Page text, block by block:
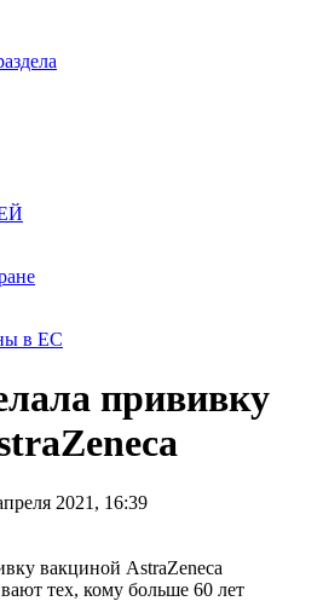
в ЕС
прививку
2021, 16:39
тех, кому больше 60 лет